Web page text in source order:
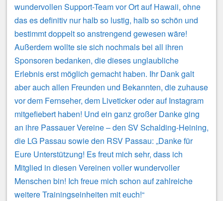
wundervollen Support-Team vor Ort auf Hawaii, ohne
das es definitiv nur halb so lustig, halb so schön und
bestimmt doppelt so anstrengend gewesen wäre!
Außerdem wollte sie sich nochmals bei all ihren
Sponsoren bedanken, die dieses unglaubliche
Erlebnis erst möglich gemacht haben. Ihr Dank galt
aber auch allen Freunden und Bekannten, die zuhause
vor dem Fernseher, dem Liveticker oder auf Instagram
mitgefiebert haben! Und ein ganz großer Danke ging
an ihre Passauer Vereine – den SV Schalding-Heining,
die LG Passau sowie den RSV Passau: „Danke für
Eure Unterstützung! Es freut mich sehr, dass ich
Mitglied in diesen Vereinen voller wundervoller
Menschen bin! Ich freue mich schon auf zahlreiche
weitere Trainingseinheiten mit euch!“